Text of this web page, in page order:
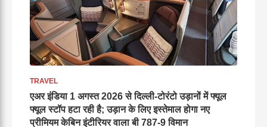
TRAVEL
एअर इंडिया 1 अगस्त 2026 से दिल्ली-टोरंटो उड़ानों में फ्यूल
फ्यूल स्टॉप हटा रही है; उड़ान के लिए इस्तेमाल होगा नए
प्रीमियम केबिन इंटीरियर वाला बी 787-9 विमान